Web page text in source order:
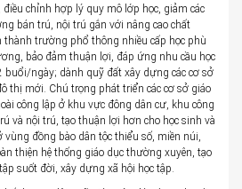
điều chỉnh hợp lý quy mô lớp học, giảm các
bán trú, nội trú gắn với nâng cao chất
thành trường phổ thông nhiều cấp học phù
bảo đảm thuận lợi, đáp ứng nhu cầu học
buổi/ngày; dành quỹ đất xây dựng các cơ sở
thị mới. Chú trọng phát triển các cơ sở giáo
công lập ở khu vực đông dân cư, khu công
và nội trú, tạo thuận lợi hơn cho học sinh và
đồng bào dân tộc thiểu số, miền núi,
thiện hệ thống giáo dục thường xuyên, tạo
suốt đời, xây dựng xã hội học tập.